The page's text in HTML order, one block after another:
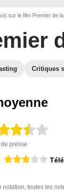
sur le film Premier de
Critiques
presse
toutes les